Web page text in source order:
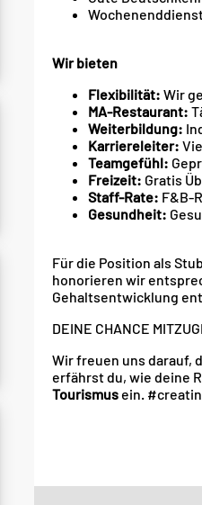
Wir bieten
Flexibilität: Wir
MA-Restaurant:
Weiterbildung:
Karriereleiter:
Teamgefühl:
Freizeit: Gratis
Staff-Rate: F&B-
Gesundheit:
Für die Position als
honorieren wir
Gehaltsentwicklung
DEINE CHANCE
Wir freuen uns darauf,
erfährst du, wie deine
Tourismusein.